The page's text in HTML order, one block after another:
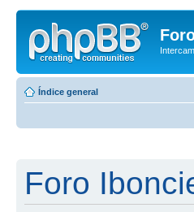
Índice general
Foro